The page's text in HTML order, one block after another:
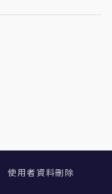
使用者資料刪除